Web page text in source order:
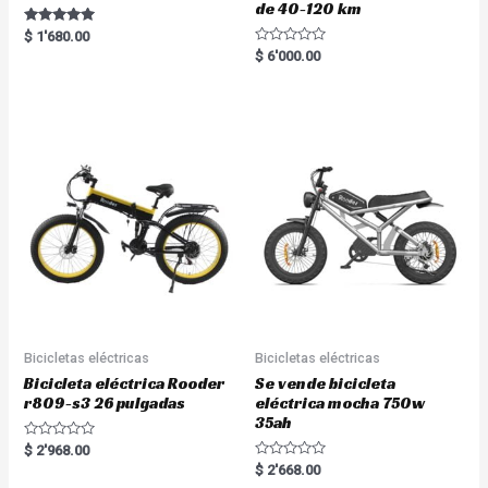
Rated
5.00
$ 1'680.00
de 40-120 km
R
a
$ 6'000.00
Bicicletas eléctricas
Bicicleta eléctrica Rooder
r809-s3 26 pulgadas
R
a
$ 2'968.00
Bicicletas eléctricas
Se vende bicicleta
eléctrica mocha 750w
35ah
R
a
$ 2'668.00